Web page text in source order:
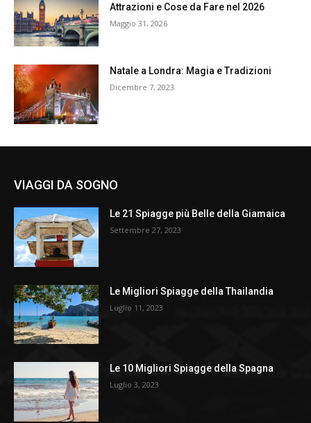
Attrazioni e Cose da Fare nel 2026
Maggio 31, 2026
Natale a Londra: Magia e Tradizioni
Dicembre 7, 2023
VIAGGI DA SOGNO
Le 21 Spiagge più Belle della Giamaica
Settembre 27, 2023
Le Migliori Spiagge della Thailandia
Luglio 11, 2023
Le 10 Migliori Spiagge della Spagna
Luglio 3, 2023